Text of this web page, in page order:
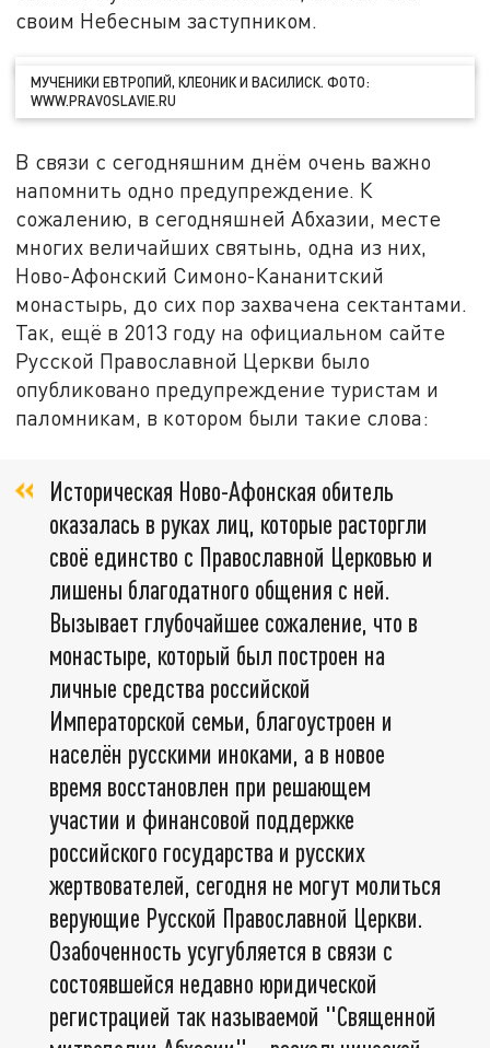
своим Небесным заступником.
МУЧЕНИКИ ЕВТРОПИЙ, КЛЕОНИК И ВАСИЛИСК. ФОТО:
WWW.PRAVOSLAVIE.RU
В связи с сегодняшним днём очень важно
напомнить одно предупреждение. К
сожалению, в сегодняшней Абхазии, месте
многих величайших святынь, одна из них,
Ново-Афонский Симоно-Кананитский
монастырь, до сих пор захвачена сектантами.
Так, ещё в 2013 году на официальном сайте
Русской Православной Церкви было
опубликовано предупреждение туристам и
паломникам, в котором были такие слова:
Историческая Ново-Афонская обитель
оказалась в руках лиц, которые расторгли
своё единство с Православной Церковью и
лишены благодатного общения с ней.
Вызывает глубочайшее сожаление, что в
монастыре, который был построен на
личные средства российской
Императорской семьи, благоустроен и
населён русскими иноками, а в новое
время восстановлен при решающем
участии и финансовой поддержке
российского государства и русских
жертвователей, сегодня не могут молиться
верующие Русской Православной Церкви.
Озабоченность усугубляется в связи с
состоявшейся недавно юридической
регистрацией так называемой "Священной